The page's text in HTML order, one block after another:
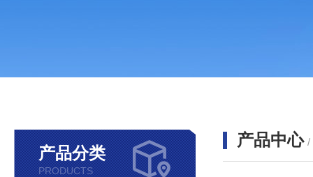
产品分类
PRODUCTS
产品中心 /